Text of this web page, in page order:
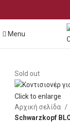
Menu
Sold out
Click to enlarge
Αρχική σελίδα
Schwarzkopf